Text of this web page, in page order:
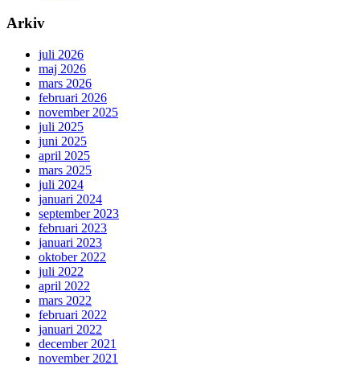
Arkiv
juli 2026
maj 2026
mars 2026
februari 2026
november 2025
juli 2025
juni 2025
april 2025
mars 2025
juli 2024
januari 2024
september 2023
februari 2023
januari 2023
oktober 2022
juli 2022
april 2022
mars 2022
februari 2022
januari 2022
december 2021
november 2021